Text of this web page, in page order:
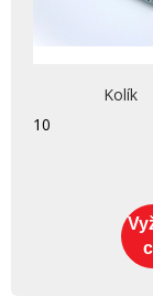
Kolík
10